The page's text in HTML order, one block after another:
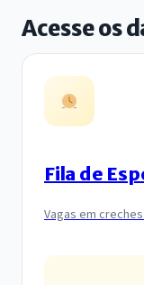
Acesse os
Fila de
Vagas em